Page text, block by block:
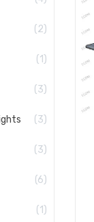
2
1
3
3
3
6
1